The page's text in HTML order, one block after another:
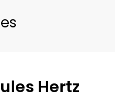
Hertz